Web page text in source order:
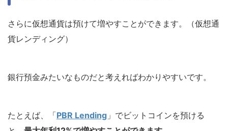
さらに仮想通貨は預けて増やすことができます。（仮想通
貨レンディング）
銀行預金みたいなものだと考えればわかりやすいです。
たとえば、「PBR Lending 」でビットコインを預ける